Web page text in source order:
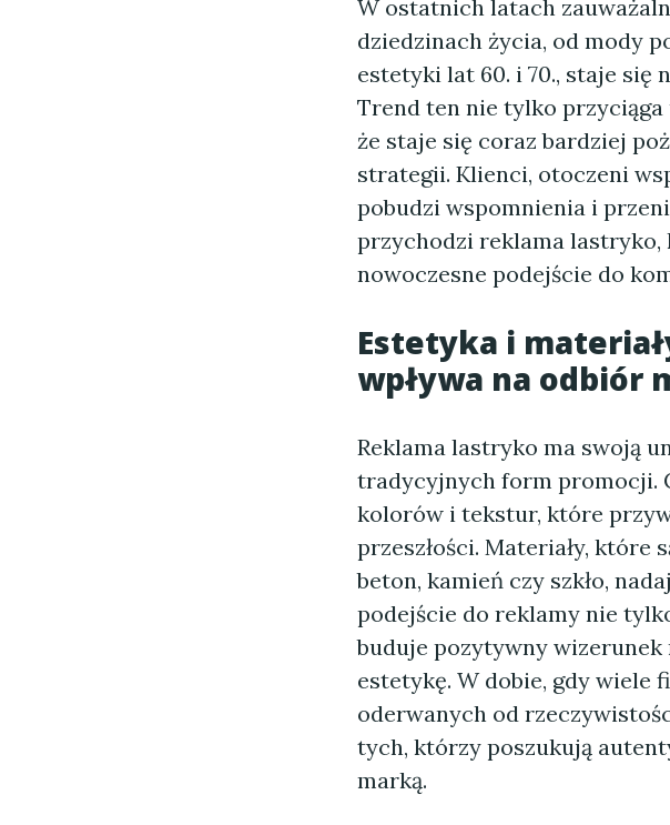
W ostatnich latach
dziedzinach życia, od mody
estetyki lat 60. i 70., staje
Trend ten nie tylko przyciąga
że staje się coraz bardziej
strategii. Klienci, otoczeni
pobudzi wspomnienia i
przychodzi reklama lastryko,
nowoczesne podejście do
Estetyka i
wpływa na odbiór
Reklama lastryko ma swoją
tradycyjnych form promocji.
kolorów i tekstur, które
przeszłości. Materiały,
beton, kamień czy szkło,
podejście do reklamy nie
buduje pozytywny
estetykę. W dobie, gdy
oderwanych od
tych, którzy poszukują
marką.